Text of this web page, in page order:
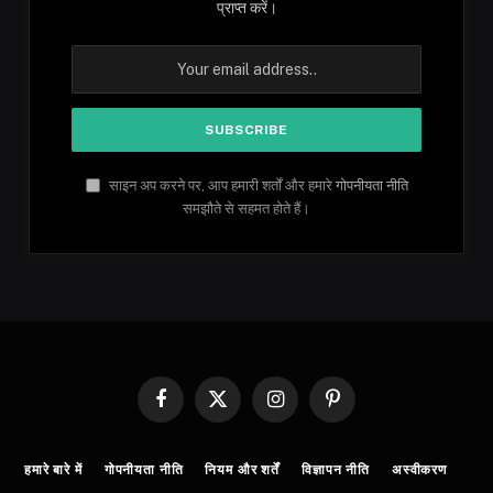
प्राप्त करें।
साइन अप करने पर, आप हमारी शर्तों और हमारे गोपनीयता नीति
समझौते से सहमत होते हैं।
Facebook
X
InstagramPinterest
हमारे बारे में गोपनीयता नीति नियम और शर्तें विज्ञापन नीति अस्वीकरण